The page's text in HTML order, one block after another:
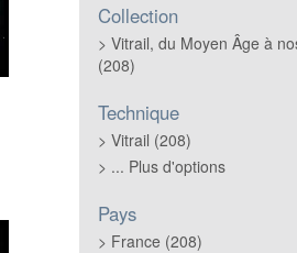
Collection
Vitrail, du Moyen Âge à
(208)
Technique
Vitrail (208)
... Plus d'options
Pays
France (208)